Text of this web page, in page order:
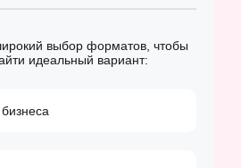
выбор форматов, чтобы
идеальный вариант: